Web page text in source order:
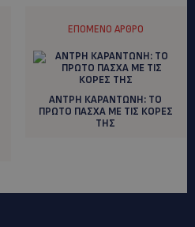
ΕΠΌΜΕΝΟ ΆΡΘΡΟ
ANTΡΗ ΚΑΡΑΝΤΩΝΗ: ΤΟ
ΠΡΩΤΟ ΠΑΣΧΑ ΜΕ ΤΙΣ ΚΟΡΕΣ
ΤΗΣ